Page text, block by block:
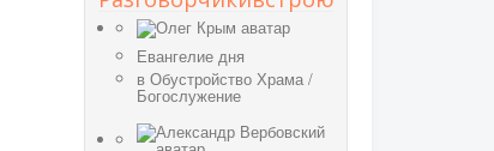
Евангелие дня
в Обустройство Храма /
Богослужение